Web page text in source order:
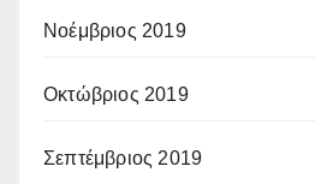
Νοέμβριος 2019
Οκτώβριος 2019
Σεπτέμβριος 2019